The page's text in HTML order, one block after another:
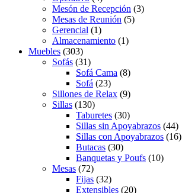
Mesón de Recepción (3)
Mesas de Reunión (5)
Gerencial (1)
Almacenamiento (1)
Muebles (303)
Sofás (31)
Sofá Cama (8)
Sofá (23)
Sillones de Relax (9)
Sillas (130)
Taburetes (30)
Sillas sin Apoyabrazos (44)
Sillas con Apoyabrazos (16)
Butacas (30)
Banquetas y Poufs (10)
Mesas (72)
Fijas (32)
Extensibles (20)